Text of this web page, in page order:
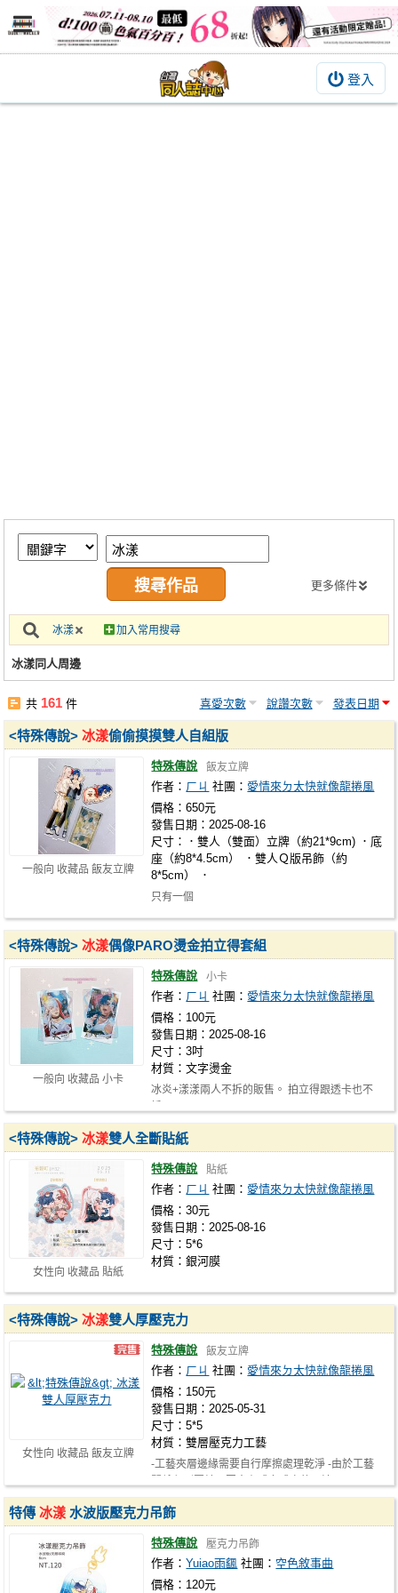
登入
BOOKY書集倉庫
繪圖藝廊
交流中心
攤位轉讓區
會員功能選單
註冊會員
更多條件
冰漾 加入常用搜尋
冰漾同人周邊
共 161 件 喜愛次數 說讚次數 發表日期
一般向 收藏品 飯友立牌
<特殊傳說>冰漾偷偷摸摸雙人自組版
特殊傳說 飯友立牌
作者： ㄏㄐ 社團： 愛情來ㄉ太快就像龍捲風
價格：650元
發售日期：2025-08-16
尺寸：．雙人（雙面）立牌（約21*9cm) ．底
座（約8*4.5cm） ．雙人Ｑ版吊飾（約
8*5cm） ．
只有一個
一般向 收藏品 小卡
<特殊傳說>冰漾偶像PARO燙金拍立得套組
特殊傳說 小卡
作者： ㄏㄐ 社團： 愛情來ㄉ太快就像龍捲風
價格：100元
發售日期：2025-08-16
尺寸：3吋
材質：文字燙金
冰炎+漾漾兩人不拆的販售。 拍立得跟透卡也不
女性向 收藏品 貼紙
<特殊傳說>冰漾雙人全斷貼紙
特殊傳說 貼紙
作者： ㄏㄐ 社團： 愛情來ㄉ太快就像龍捲風
價格：30元
發售日期：2025-08-16
尺寸：5*6
材質：銀河膜
女性向 收藏品 飯友立牌
<特殊傳說>冰漾雙人厚壓克力
特殊傳說 飯友立牌
作者： ㄏㄐ 社團： 愛情來ㄉ太快就像龍捲風
價格：150元
發售日期：2025-05-31
尺寸：5*5
材質：雙層壓克力工藝
-工藝夾層邊緣需要自行摩擦處理乾淨 -由於工藝
特傳冰漾 水波版壓克力吊飾
特殊傳說 壓克力吊飾
作者：Yuiao雨颻 社團： 空色敘事曲
價格：120元